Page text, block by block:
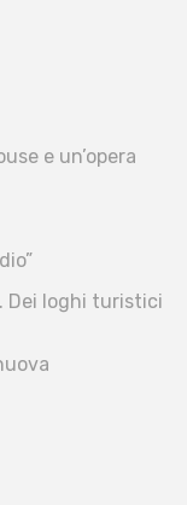
e un’opera
Dei loghi turistici